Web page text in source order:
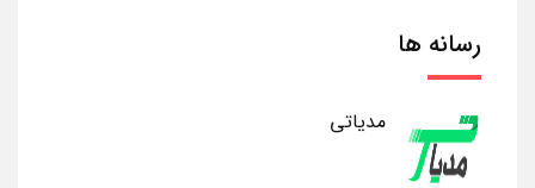
رسانه ها
مدیاتی